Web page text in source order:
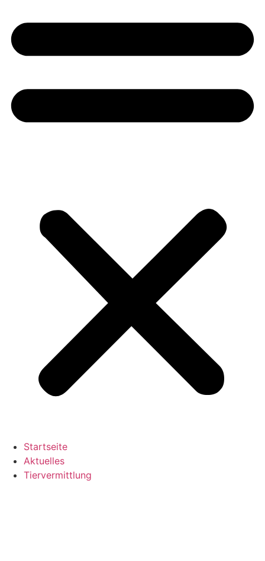
Startseite
Aktuelles
Tiervermittlung